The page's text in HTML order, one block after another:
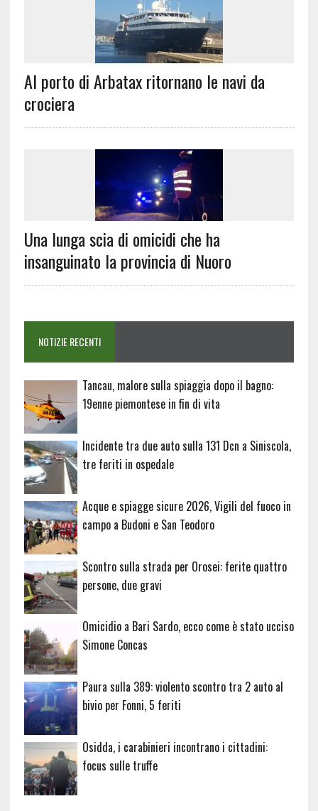
Al porto di Arbatax ritornano le navi da
crociera
Una lunga scia di omicidi che ha
insanguinato la provincia di Nuoro
NOTIZIE RECENTI
Tancau, malore sulla spiaggia dopo il bagno:
19enne piemontese in fin di vita
Incidente tra due auto sulla 131 Dcn a Siniscola,
tre feriti in ospedale
Acque e spiagge sicure 2026, Vigili del fuoco in
campo a Budoni e San Teodoro
Scontro sulla strada per Orosei: ferite quattro
persone, due gravi
Omicidio a Bari Sardo, ecco come è stato ucciso
Simone Concas
Paura sulla 389: violento scontro tra 2 auto al
bivio per Fonni, 5 feriti
Osidda, i carabinieri incontrano i cittadini:
focus sulle truffe